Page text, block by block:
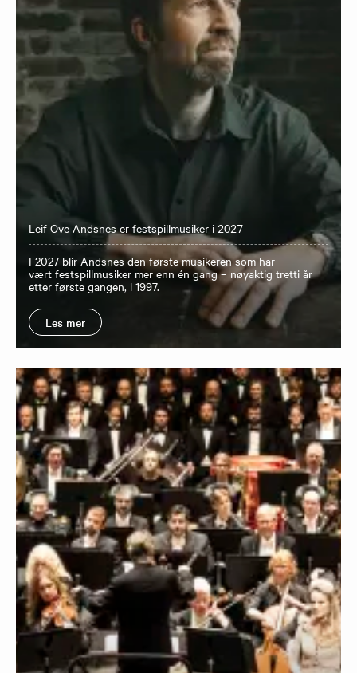
Leif Ove Andsnes er festspillmusiker i 2027
I 2027 blir Andsnes den første musikeren som har
vært festspillmusiker mer enn én gang – nøyaktig tretti år
etter første gangen, i 1997.
Les mer